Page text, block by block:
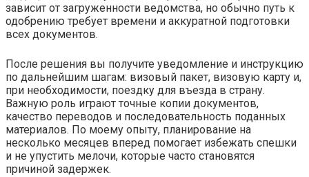
зависит от загруженности ведомства, но обычно путь к
одобрению требует времени и аккуратной подготовки
всех документов.
После решения вы получите уведомление и инструкцию
по дальнейшим шагам: визовый пакет, визовую карту и,
при необходимости, поездку для въезда в страну.
Важную роль играют точные копии документов,
качество переводов и последовательность поданных
материалов. По моему опыту, планирование на
несколько месяцев вперед помогает избежать спешки
и не упустить мелочи, которые часто становятся
причиной задержек.